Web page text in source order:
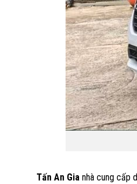
Tấn An Gia nhà cung cấp